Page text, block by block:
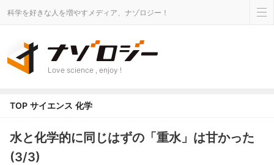
科学を好きな人を増やすメディア、ナゾロジー！
Love science , enjoy !
TOP サイエンス 化学
水と化学的に同じはずの「重水」は甘かった
(3/3)